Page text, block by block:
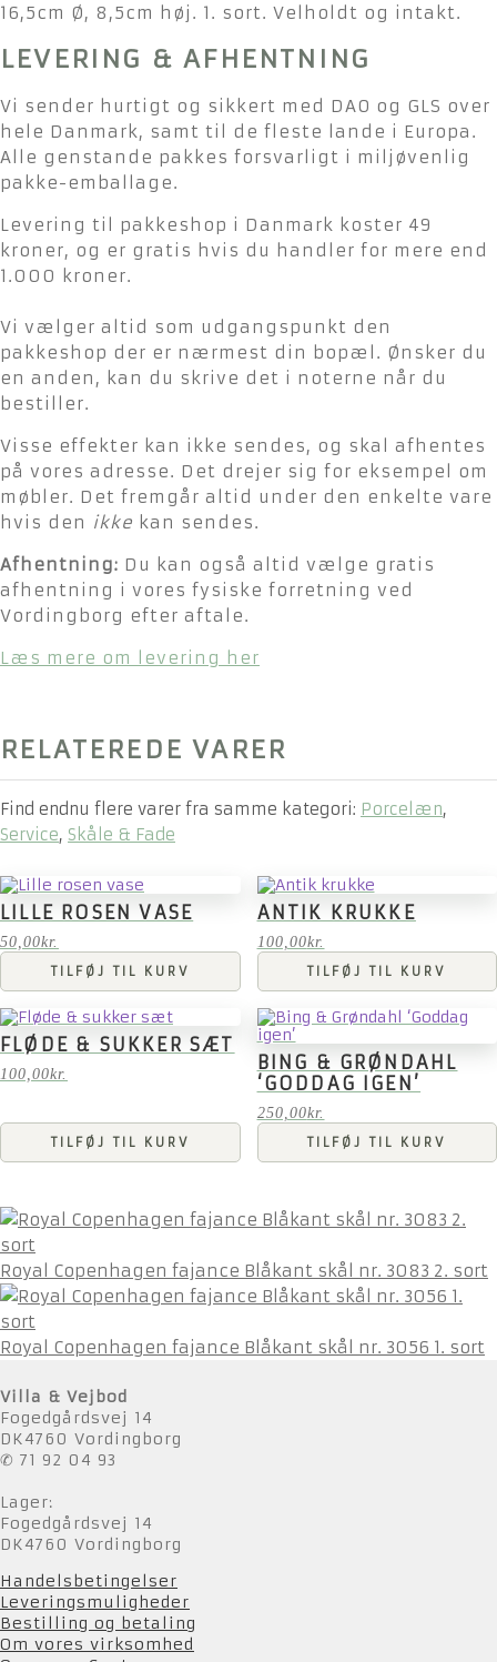
16,5cm Ø, 8,5cm høj. 1. sort. Velholdt og intakt.
LEVERING & AFHENTNING
Vi sender hurtigt og sikkert med DAO og GLS over
hele Danmark, samt til de fleste lande i Europa.
Alle genstande pakkes forsvarligt i miljøvenlig
pakke-emballage.
Levering til pakkeshop i Danmark koster 49
kroner, og er gratis hvis du handler for mere end
1.000 kroner.
Vi vælger altid som udgangspunkt den
pakkeshop der er nærmest din bopæl. Ønsker du
en anden, kan du skrive det i noterne når du
bestiller.
Visse effekter kan ikke sendes, og skal afhentes
på vores adresse. Det drejer sig for eksempel om
møbler. Det fremgår altid under den enkelte vare
hvis den ikke kan sendes.
Afhentning: Du kan også altid vælge gratis
afhentning i vores fysiske forretning ved
Vordingborg efter aftale.
Læs mere om levering her
RELATEREDE VARER
Find endnu flere varer fra samme kategori: Porcelæn,
Service, Skåle & Fade
LILLE ROSEN VASE
50,00kr.
TILFØJ TIL KURV
ANTIK KRUKKE
100,00kr.
TILFØJ TIL KURV
FLØDE & SUKKER SÆT
100,00kr.
TILFØJ TIL KURV
BING & GRØNDAHL
‘GODDAG IGEN’
250,00kr.
TILFØJ TIL KURV
Royal Copenhagen fajance Blåkant skål nr. 3083 2. sort
Royal Copenhagen fajance Blåkant skål nr. 3056 1. sort
Villa & Vejbod
Fogedgårdsvej 14
DK4760 Vordingborg
✆ 71 92 04 93
Lager:
Fogedgårdsvej 14
DK4760 Vordingborg
Handelsbetingelser
Leveringsmuligheder
Bestilling og betaling
Om vores virksomhed